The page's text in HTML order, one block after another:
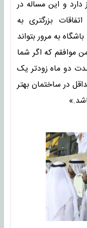
و این مساله در
بزرگتری به
به مرور بتواند
موافقم که اگر شما
دو ماه زودتر یک
در ساختمان بهتر